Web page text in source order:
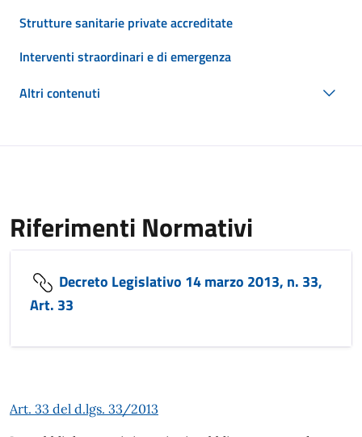
Strutture sanitarie private accreditate
Interventi straordinari e di emergenza
Altri contenuti
Riferimenti Normativi
Decreto Legislativo 14 marzo 2013, n. 33,
Art. 33
Art. 33 del d.lgs. 33/2013